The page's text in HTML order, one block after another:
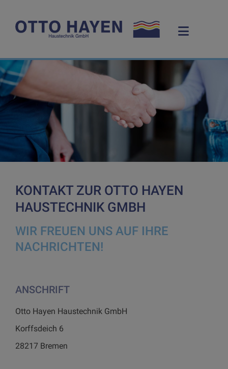
KONTAKT ZUR OTTO HAYEN
HAUSTECHNIK GMBH
WIR FREUEN UNS AUF IHRE
NACHRICHTEN!
ANSCHRIFT
Otto Hayen Haustechnik GmbH
Korffsdeich 6
28217 Bremen